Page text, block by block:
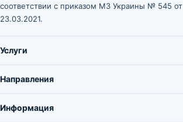
соответствии с приказом МЗ Украины № 545 от
23.03.2021.
Услуги
Направления
Информация